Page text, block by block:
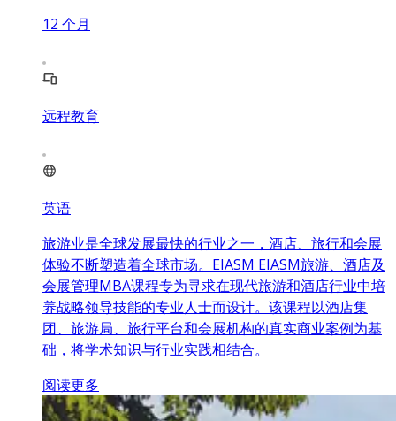
12 个月
远程教育
英语
旅游业是全球发展最快的行业之一，酒店、旅行和会展
体验不断塑造着全球市场。EIASM EIASM旅游、酒店及
会展管理MBA课程专为寻求在现代旅游和酒店行业中培
养战略领导技能的专业人士而设计。该课程以酒店集
团、旅游局、旅行平台和会展机构的真实商业案例为基
础，将学术知识与行业实践相结合。
阅读更多